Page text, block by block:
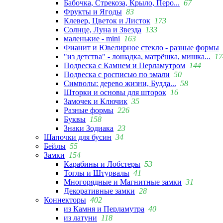
Бабочка, Стрекоза, Крыло, Перо... 67
Фрукты и Ягоды 83
Клевер, Цветок и Листок 173
Солнце, Луна и Звезда
133
маленькие - mini
163
Фианит и Ювелирное стекло - разные формы
"из детства" - лошадка, матрёшка, мишка...
Подвеска с Камнем и Перламутром 144
Подвеска с росписью по эмали 50
Символы: дерево жизни, Будда... 58
Шторки и основы для шторок 16
Замочек и Ключик 35
Разные формы 226
Буквы 158
Знаки Зодиака 23
Шапочки для бусин 34
Бейлы 55
Замки
154
Карабины и Лобстеры 53
Тоглы и Штурвалы 41
Многорядные и Магнитные замки 31
Декоративные замки 28
Коннекторы 402
из Камня и Перламутра 40
из латуни
118